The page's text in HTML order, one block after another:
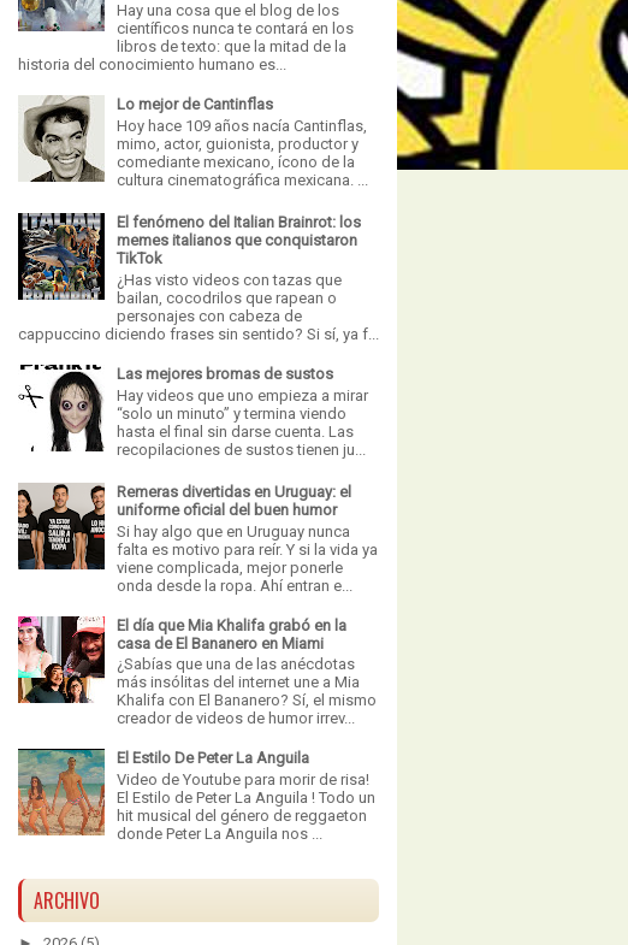
Hay una cosa que el blog de los
científicos nunca te contará en los
libros de texto: que la mitad de la
historia del conocimiento humano es...
Lo mejor de Cantinflas
Hoy hace 109 años nacía Cantinflas,
mimo, actor, guionista, productor y
comediante mexicano, ícono de la
cultura cinematográfica mexicana. ...
El fenómeno del Italian Brainrot: los
memes italianos que conquistaron
TikTok
¿Has visto videos con tazas que
bailan, cocodrilos que rapean o
personajes con cabeza de
cappuccino diciendo frases sin sentido? Si sí, ya f...
Las mejores bromas de sustos
Hay videos que uno empieza a mirar
“solo un minuto” y termina viendo
hasta el final sin darse cuenta. Las
recopilaciones de sustos tienen ju...
Remeras divertidas en Uruguay: el
uniforme oficial del buen humor
Si hay algo que en Uruguay nunca
falta es motivo para reír. Y si la vida ya
viene complicada, mejor ponerle
onda desde la ropa. Ahí entran e...
El día que Mia Khalifa grabó en la
casa de El Bananero en Miami
¿Sabías que una de las anécdotas
más insólitas del internet une a Mia
Khalifa con El Bananero? Sí, el mismo
creador de videos de humor irrev...
El Estilo De Peter La Anguila
Video de Youtube para morir de risa!
El Estilo de Peter La Anguila ! Todo un
hit musical del género de reggaeton
donde Peter La Anguila nos ...
ARCHIVO